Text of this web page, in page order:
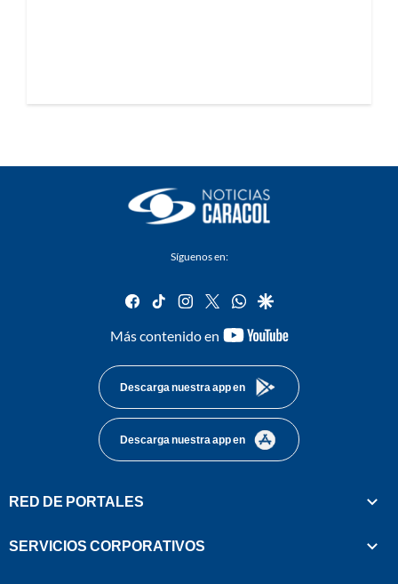
Síguenos en:
facebook
tiktok instagram
twitterwhatsapp
google
Más contenido en
youtube-
Descarga nuestra app en
Descarga nuestra app en
RED DE PORTALES
SERVICIOS CORPORATIVOS